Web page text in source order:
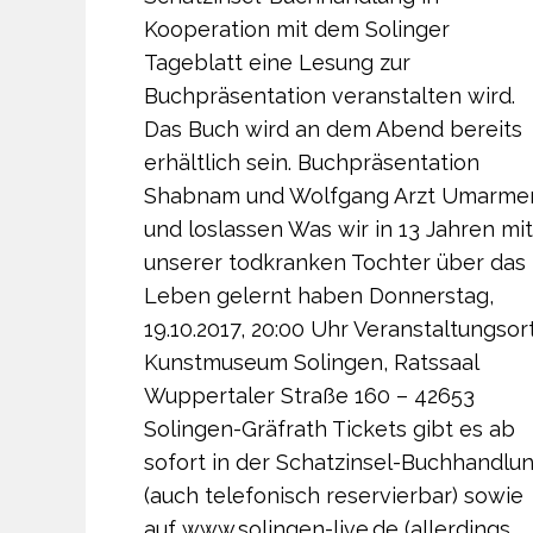
Kooperation mit dem Solinger
Tageblatt eine Lesung zur
Buchpräsentation veranstalten wird.
Das Buch wird an dem Abend bereits
erhältlich sein. Buchpräsentation
Shabnam und Wolfgang Arzt
und loslassen Was wir in 13 Jahren mit
unserer todkranken Tochter über das
Leben gelernt haben Donnerstag,
19.10.2017, 20:00 Uhr
Kunstmuseum Solingen, Ratssaal
Wuppertaler Straße 160 – 42653
Solingen-Gräfrath Tickets gibt es ab
sofort in der Schatzinsel-
(auch telefonisch reservierbar) sowie